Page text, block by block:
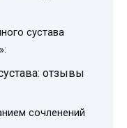
сустава
отзывы
сочленений